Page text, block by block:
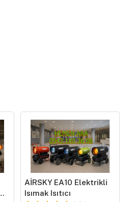
AİRSKY EA10 Elektrikli
Isımak Isıtıcı